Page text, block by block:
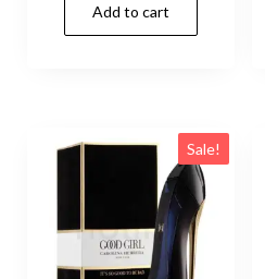
Add to cart
Sale!